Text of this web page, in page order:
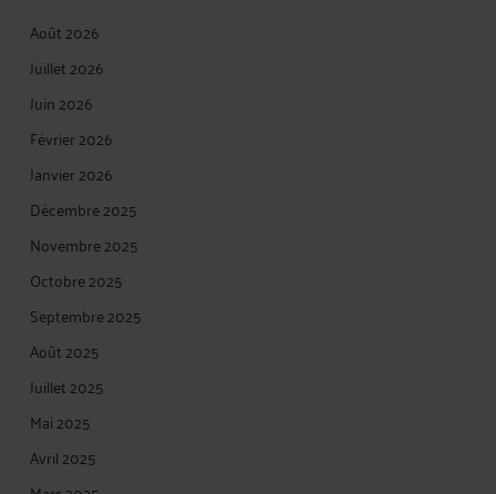
Août 2026
Juillet 2026
Juin 2026
Février 2026
Janvier 2026
Décembre 2025
Novembre 2025
Octobre 2025
Septembre 2025
Août 2025
Juillet 2025
Mai 2025
Avril 2025